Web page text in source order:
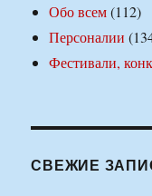
Обо всем(112)
Персоналии
Фестивали,
СВЕЖИЕ